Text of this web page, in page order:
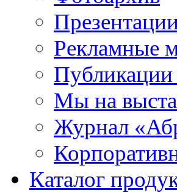
Рекламные
Мы на
Журнал
Каталог